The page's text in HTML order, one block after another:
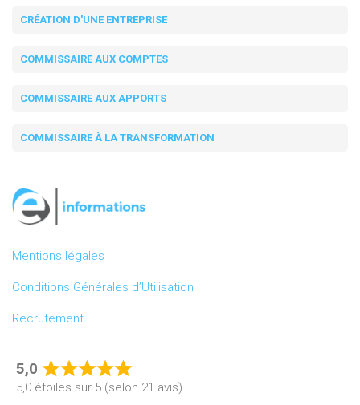
CRÉATION D'UNE ENTREPRISE
COMMISSAIRE AUX COMPTES
COMMISSAIRE AUX APPORTS
COMMISSAIRE À LA TRANSFORMATION
Mentions légales
Conditions Générales d’Utilisation
Recrutement
5,0
Rated
5,0
5,0 étoiles sur 5 (selon 21 avis)